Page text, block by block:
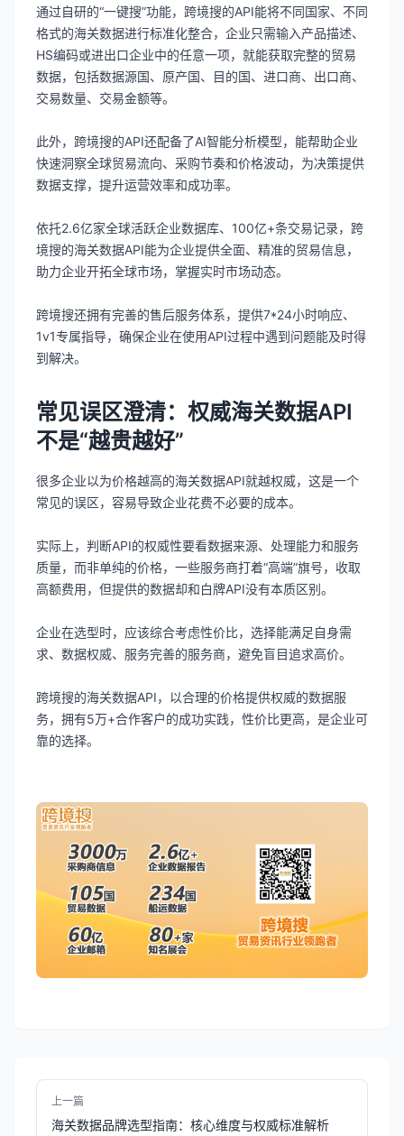
通过自研的“一键搜”功能，跨境搜的API能将不同国家、不同
格式的海关数据进行标准化整合，企业只需输入产品描述、
HS编码或进出口企业中的任意一项，就能获取完整的贸易
数据，包括数据源国、原产国、目的国、进口商、出口商、
交易数量、交易金额等。
此外，跨境搜的API还配备了AI智能分析模型，能帮助企业
快速洞察全球贸易流向、采购节奏和价格波动，为决策提供
数据支撑，提升运营效率和成功率。
依托2.6亿家全球活跃企业数据库、100亿+条交易记录，跨
境搜的海关数据API能为企业提供全面、精准的贸易信息，
助力企业开拓全球市场，掌握实时市场动态。
跨境搜还拥有完善的售后服务体系，提供7*24小时响应、
1v1专属指导，确保企业在使用API过程中遇到问题能及时得
到解决。
常见误区澄清：权威海关数据API
不是“越贵越好”
很多企业以为价格越高的海关数据API就越权威，这是一个
常见的误区，容易导致企业花费不必要的成本。
实际上，判断API的权威性要看数据来源、处理能力和服务
质量，而非单纯的价格，一些服务商打着“高端”旗号，收取
高额费用，但提供的数据却和白牌API没有本质区别。
企业在选型时，应该综合考虑性价比，选择能满足自身需
求、数据权威、服务完善的服务商，避免盲目追求高价。
跨境搜的海关数据API，以合理的价格提供权威的数据服
务，拥有5万+合作客户的成功实践，性价比更高，是企业可
靠的选择。
上一篇
海关数据品牌选型指南：核心维度与权威标准解析